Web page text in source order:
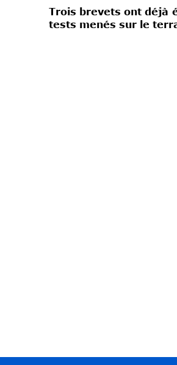
Trois brevets ont déjà
tests menés sur le